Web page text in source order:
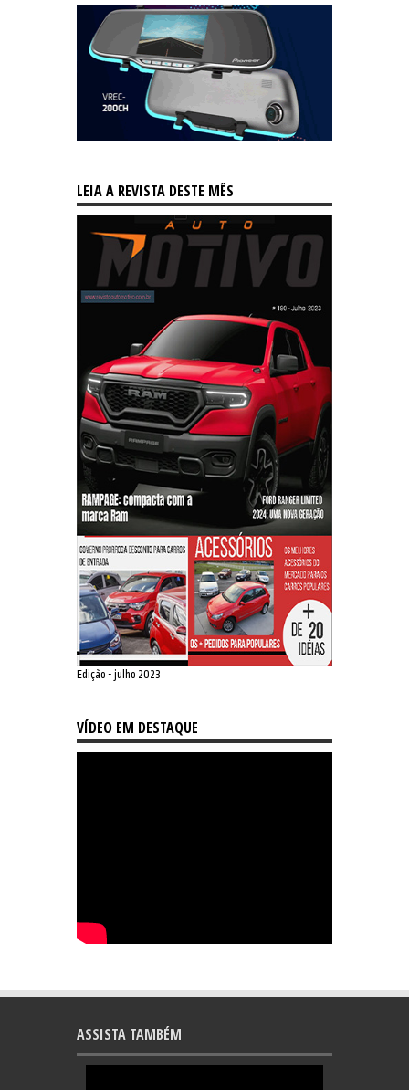
LEIA A REVISTA DESTE MÊS
Edição - julho 2023
VÍDEO EM DESTAQUE
ASSISTA TAMBÉM